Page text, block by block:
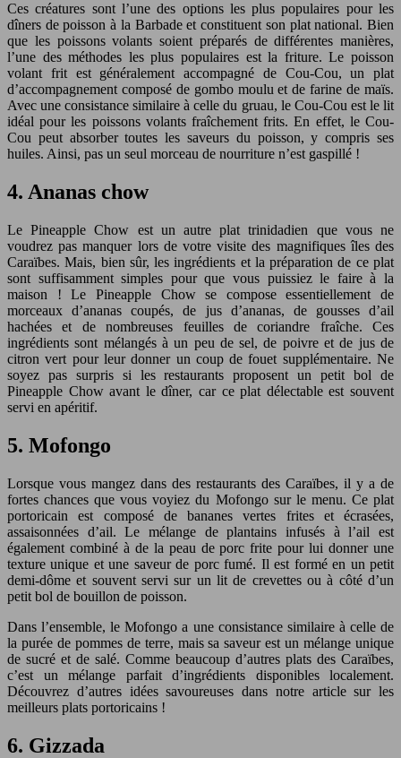
Ces créatures sont l’une des options les plus populaires pour les
dîners de poisson à la Barbade et constituent son plat national. Bien
que les poissons volants soient préparés de différentes manières,
l’une des méthodes les plus populaires est la friture. Le poisson
volant frit est généralement accompagné de Cou-Cou, un plat
d’accompagnement composé de gombo moulu et de farine de maïs.
Avec une consistance similaire à celle du gruau, le Cou-Cou est le lit
idéal pour les poissons volants fraîchement frits. En effet, le Cou-
Cou peut absorber toutes les saveurs du poisson, y compris ses
huiles. Ainsi, pas un seul morceau de nourriture n’est gaspillé !
4. Ananas chow
Le Pineapple Chow est un autre plat trinidadien que vous ne
voudrez pas manquer lors de votre visite des magnifiques îles des
Caraïbes. Mais, bien sûr, les ingrédients et la préparation de ce plat
sont suffisamment simples pour que vous puissiez le faire à la
maison ! Le Pineapple Chow se compose essentiellement de
morceaux d’ananas coupés, de jus d’ananas, de gousses d’ail
hachées et de nombreuses feuilles de coriandre fraîche. Ces
ingrédients sont mélangés à un peu de sel, de poivre et de jus de
citron vert pour leur donner un coup de fouet supplémentaire. Ne
soyez pas surpris si les restaurants proposent un petit bol de
Pineapple Chow avant le dîner, car ce plat délectable est souvent
servi en apéritif.
5. Mofongo
Lorsque vous mangez dans des restaurants des Caraïbes, il y a de
fortes chances que vous voyiez du Mofongo sur le menu. Ce plat
portoricain est composé de bananes vertes frites et écrasées,
assaisonnées d’ail. Le mélange de plantains infusés à l’ail est
également combiné à de la peau de porc frite pour lui donner une
texture unique et une saveur de porc fumé. Il est formé en un petit
demi-dôme et souvent servi sur un lit de crevettes ou à côté d’un
petit bol de bouillon de poisson.
Dans l’ensemble, le Mofongo a une consistance similaire à celle de
la purée de pommes de terre, mais sa saveur est un mélange unique
de sucré et de salé. Comme beaucoup d’autres plats des Caraïbes,
c’est un mélange parfait d’ingrédients disponibles localement.
Découvrez d’autres idées savoureuses dans notre article sur les
meilleurs plats portoricains !
6. Gizzada